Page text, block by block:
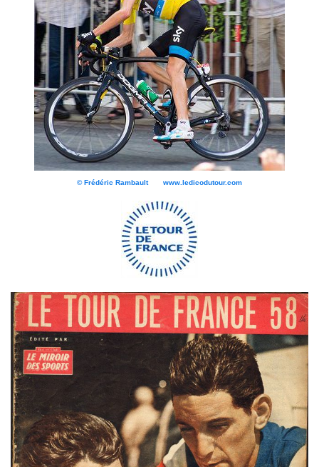
© Frédéric Rambault www.ledicodutour.com